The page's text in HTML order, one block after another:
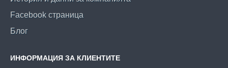
Facebook страница
Блог
ИНФОРМАЦИЯ ЗА КЛИЕНТИТЕ